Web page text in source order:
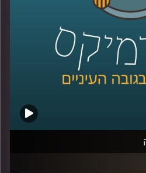
שיווק במציאות משתנה –
קמפיינים חברתיים –לחצו כאן